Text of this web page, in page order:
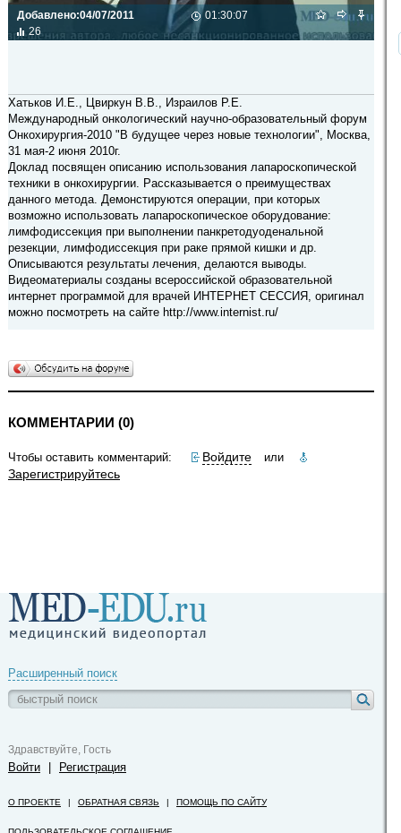
Добавлено:04/07/2011
26
01:30:07
Хатьков И.Е., Цвиркун В.В., Израилов Р.Е.
Международный онкологический научно-образовательный форум
Онкохирургия-2010 "В будущее через новые технологии", Москва,
31 мая-2 июня 2010г.
Доклад посвящен описанию использования лапароскопической
техники в онкохирургии. Рассказывается о преимуществах
данного метода. Демонстируются операции, при которых
возможно использовать лапароскопическое оборудование:
лимфодиссекция при выполнении панкретодуоденальной
резекции, лимфодиссекция при раке прямой кишки и др.
Описываются результаты лечения, делаются выводы.
Видеоматериалы созданы всероссийской образовательной
интернет программой для врачей ИНТЕРНЕТ СЕССИЯ, оригинал
можно посмотреть на сайте http://www.internist.ru/
КОММЕНТАРИИ (0)
Чтобы оставить комментарий: Войдите или
Зарегистрируйтесь
Расширенный поиск
Здравствуйте, Гость
Войти Регистрация
О ПРОЕКТЕ | ОБРАТНАЯ СВЯЗЬ | ПОМОЩЬ ПО САЙТУ